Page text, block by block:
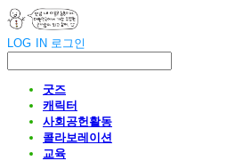
LOG IN 로그인
굿즈
캐릭터
사회공헌활동
콜라보레이션
교육